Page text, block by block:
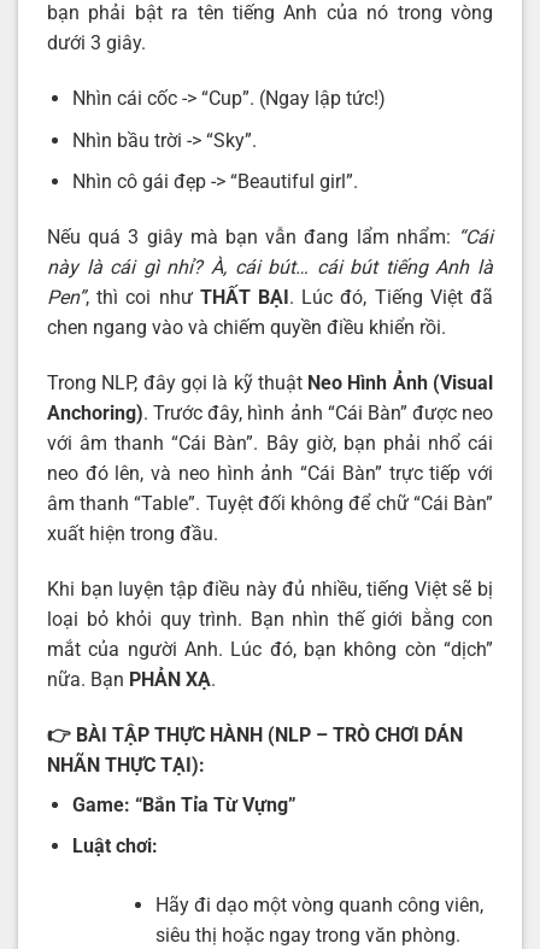
bạn phải bật ra tên tiếng Anh của nó trong vòng
dưới 3 giây.
Nhìn cái cốc -> “Cup”. (Ngay lập tức!)
Nhìn bầu trời -> “Sky”.
Nhìn cô gái đẹp -> “Beautiful girl”.
Nếu quá 3 giây mà bạn vẫn đang lẩm nhẩm: “Cái
này là cái gì nhỉ? À, cái bút… cái bút tiếng Anh là
Pen”, thì coi như THẤT BẠI . Lúc đó, Tiếng Việt đã
chen ngang vào và chiếm quyền điều khiển rồi.
Trong NLP, đây gọi là kỹ thuật Neo Hình Ảnh (Visual
Anchoring). Trước đây, hình ảnh “Cái Bàn” được neo
với âm thanh “Cái Bàn”. Bây giờ, bạn phải nhổ cái
neo đó lên, và neo hình ảnh “Cái Bàn” trực tiếp với
âm thanh “Table”. Tuyệt đối không để chữ “Cái Bàn”
xuất hiện trong đầu.
Khi bạn luyện tập điều này đủ nhiều, tiếng Việt sẽ bị
loại bỏ khỏi quy trình. Bạn nhìn thế giới bằng con
mắt của người Anh. Lúc đó, bạn không còn “dịch”
nữa. Bạn PHẢN XẠ.
👉 BÀI TẬP THỰC HÀNH (NLP – TRÒ CHƠI DÁN
NHÃN THỰC TẠI):
Game: “Bắn Tỉa Từ Vựng”
Luật chơi:
Hãy đi dạo một vòng quanh công viên,
siêu thị hoặc ngay trong văn phòng.